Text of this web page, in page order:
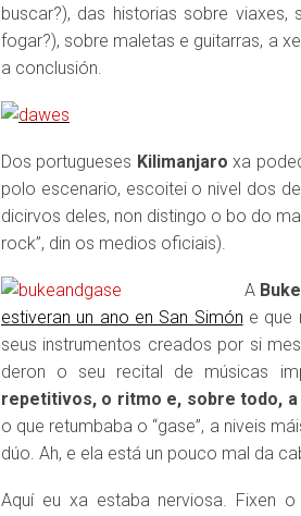
buscar?), das historias sobre
fogar?), sobre maletas e guitarras, a
a conclusión.
Dos portugueses Kilimanjaro xa
polo escenario, escoitei o nivel dos
dicirvos deles, non distingo o bo do
rock”, din os medios oficiais).
A
estiveran un ano en San Simón e que
seus instrumentos creados por si
deron o seu recital de músicas
repetitivos, o ritmo e, sobre todo, a
o que retumbaba o “gase”, a niveis
dúo. Ah, e ela está un pouco mal da
Aquí eu xa estaba nerviosa. Fixen o